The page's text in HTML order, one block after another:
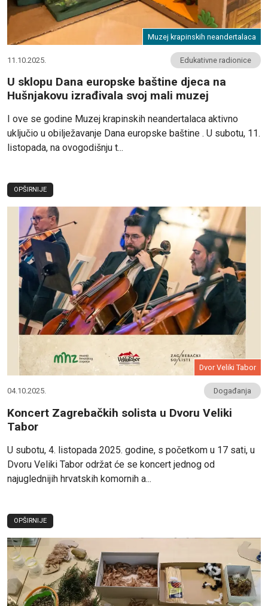
Muzej krapinskih neandertalaca
11.10.2025. Edukativne radionice
U sklopu Dana europske baštine djeca na
Hušnjakovu izrađivala svoj mali muzej
I ove se godine Muzej krapinskih neandertalaca aktivno
uključio u obilježavanje Dana europske baštine . U subotu, 11.
listopada, na ovogodišnju t...
OPŠIRNIJE
Dvor Veliki Tabor
04.10.2025. Događanja
Koncert Zagrebačkih solista u Dvoru Veliki
Tabor
U subotu, 4. listopada 2025. godine, s početkom u 17 sati, u
Dvoru Veliki Tabor održat će se koncert jednog od
najuglednijih hrvatskih komornih a...
OPŠIRNIJE